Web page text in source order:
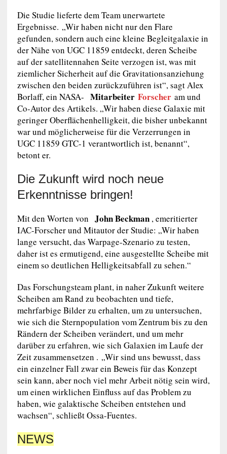
Die Studie lieferte dem Team unerwartete
Ergebnisse. „Wir haben nicht nur den Flare
gefunden, sondern auch eine kleine Begleitgalaxie in
der Nähe von UGC 11859 entdeckt, deren Scheibe
auf der satellitennahen Seite verzogen ist, was mit
ziemlicher Sicherheit auf die Gravitationsanziehung
zwischen den beiden zurückzuführen ist“, sagt Alex
Borlaff, ein NASA- Mitarbeiter Forscher am und
Co-Autor des Artikels. „Wir haben diese Galaxie mit
geringer Oberflächenhelligkeit, die bisher unbekannt
war und möglicherweise für die Verzerrungen in
UGC 11859 GTC-1 verantwortlich ist, benannt“,
betont er.
Die Zukunft wird noch neue
Erkenntnisse bringen!
Mit den Worten von John Beckman, emeritierter
IAC-Forscher und Mitautor der Studie: „Wir haben
lange versucht, das Warpage-Szenario zu testen,
daher ist es ermutigend, eine ausgestellte Scheibe mit
einem so deutlichen Helligkeitsabfall zu sehen.“
Das Forschungsteam plant, in naher Zukunft weitere
Scheiben am Rand zu beobachten und tiefe,
mehrfarbige Bilder zu erhalten, um zu untersuchen,
wie sich die Sternpopulation vom Zentrum bis zu den
Rändern der Scheiben verändert, und um mehr
darüber zu erfahren, wie sich Galaxien im Laufe der
Zeit zusammensetzen . „Wir sind uns bewusst, dass
ein einzelner Fall zwar ein Beweis für das Konzept
sein kann, aber noch viel mehr Arbeit nötig sein wird,
um einen wirklichen Einfluss auf das Problem zu
haben, wie galaktische Scheiben entstehen und
wachsen“, schließt Ossa-Fuentes.
NEWS